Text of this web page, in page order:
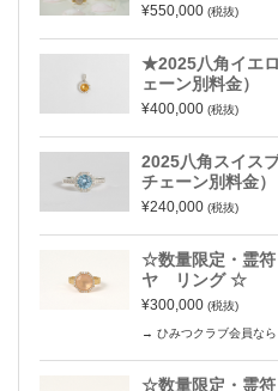
¥550,000 (税抜)
★2025八角イエ
ェーン別料金）
¥400,000 (税抜)
2025八角スイス
チェーン別料金）
¥240,000 (税抜)
☆数量限定・霊
ヤ リング ☆
¥300,000 (税抜)
→ ひみつクラブ会員な
☆数量限定・霊